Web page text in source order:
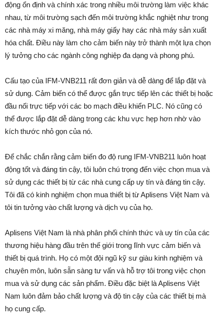
động ổn định và chính xác trong nhiều môi trường làm việc khác
nhau, từ môi trường sạch đến môi trường khắc nghiệt như trong
các nhà máy xi măng, nhà máy giấy hay các nhà máy sản xuất
hóa chất. Điều này làm cho cảm biến này trở thành một lựa chọn
lý tưởng cho các ngành công nghiệp đa dạng và phong phú.
Cấu tạo của IFM-VNB211 rất đơn giản và dễ dàng để lắp đặt và
sử dụng. Cảm biến có thể được gắn trực tiếp lên các thiết bị hoặc
đầu nối trực tiếp với các bo mạch điều khiển PLC. Nó cũng có
thể được lắp đặt dễ dàng trong các khu vực hẹp hơn nhờ vào
kích thước nhỏ gọn của nó.
Để chắc chắn rằng cảm biến đo độ rung IFM-VNB211 luôn hoạt
động tốt và đáng tin cậy, tôi luôn chú trọng đến việc chọn mua và
sử dụng các thiết bị từ các nhà cung cấp uy tín và đáng tin cậy.
Tôi đã có kinh nghiệm chọn mua thiết bị từ Aplisens Việt Nam và
tôi tin tưởng vào chất lượng và dịch vụ của họ.
Aplisens Việt Nam là nhà phân phối chính thức và uy tín của các
thương hiệu hàng đầu trên thế giới trong lĩnh vực cảm biến và
thiết bị quá trình. Họ có một đội ngũ kỹ sư giàu kinh nghiệm và
chuyên môn, luôn sẵn sàng tư vấn và hỗ trợ tôi trong việc chọn
mua và sử dụng các sản phẩm. Điều đặc biệt là Aplisens Việt
Nam luôn đảm bảo chất lượng và độ tin cậy của các thiết bị mà
họ cung cấp.